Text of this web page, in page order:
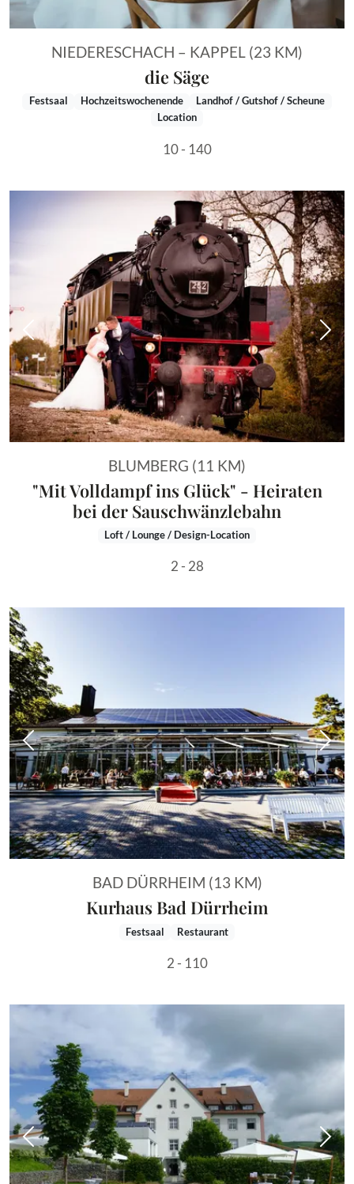
NIEDERESCHACH – KAPPEL (23 KM)
die Säge
Festsaal Hochzeitswochenende
Landhof / Gutshof / Scheune
Location
10 - 140
Vorheriges Bild
BLUMBERG (11 KM)
"Mit Volldampf ins Glück" - Heiraten
bei der Sauschwänzlebahn
Loft / Lounge / Design-Location
2 - 28
Vorheriges Bild
BAD DÜRRHEIM (13 KM)
Kurhaus Bad Dürrheim
Festsaal Restaurant
2 - 110
Vorheriges Bild